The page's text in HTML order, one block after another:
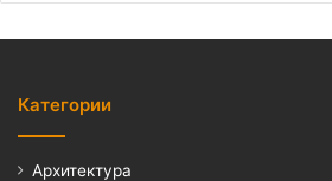
Категории
Архитектура